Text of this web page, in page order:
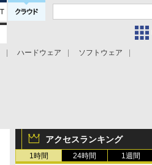
ハードウェア
ソフトウェア
アクセスランキング
1時間 24時間 1週間